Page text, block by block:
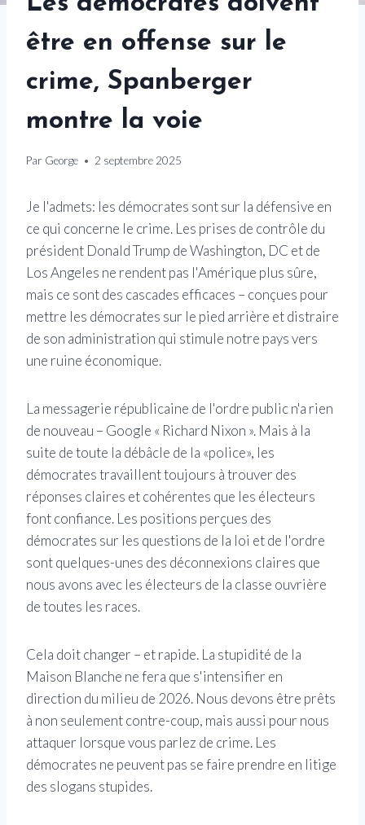
être en offense sur le
crime, Spanberger
montre la voie
Par George 2 septembre 2025
Je l'admets: les démocrates sont sur la défensive en
ce qui concerne le crime. Les prises de contrôle du
président Donald Trump de Washington, DC et de
Los Angeles ne rendent pas l'Amérique plus sûre,
mais ce sont des cascades efficaces – conçues pour
mettre les démocrates sur le pied arrière et distraire
de son administration qui stimule notre pays vers
une ruine économique.
La messagerie républicaine de l'ordre public n'a rien
de nouveau – Google « Richard Nixon ». Mais à la
suite de toute la débâcle de la «police», les
démocrates travaillent toujours à trouver des
réponses claires et cohérentes que les électeurs
font confiance. Les positions perçues des
démocrates sur les questions de la loi et de l'ordre
sont quelques-unes des déconnexions claires que
nous avons avec les électeurs de la classe ouvrière
de toutes les races.
Cela doit changer – et rapide. La stupidité de la
Maison Blanche ne fera que s'intensifier en
direction du milieu de 2026. Nous devons être prêts
à non seulement contre-coup, mais aussi pour nous
attaquer lorsque vous parlez de crime. Les
démocrates ne peuvent pas se faire prendre en litige
des slogans stupides.